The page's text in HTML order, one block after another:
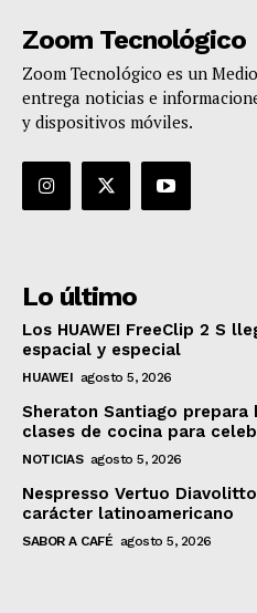
Zoom Tecnológico
Zoom Tecnológico es un
entrega noticias e
y dispositivos móviles.
Lo último
Los HUAWEI FreeClip 2 S
espacial y especial
HUAWEI agosto 5, 2026
Sheraton Santiago
clases de cocina para
NOTICIAS agosto 5, 2026
Nespresso Vertuo
carácter latinoamericano
SABOR A CAFÉ agosto 5, 2026